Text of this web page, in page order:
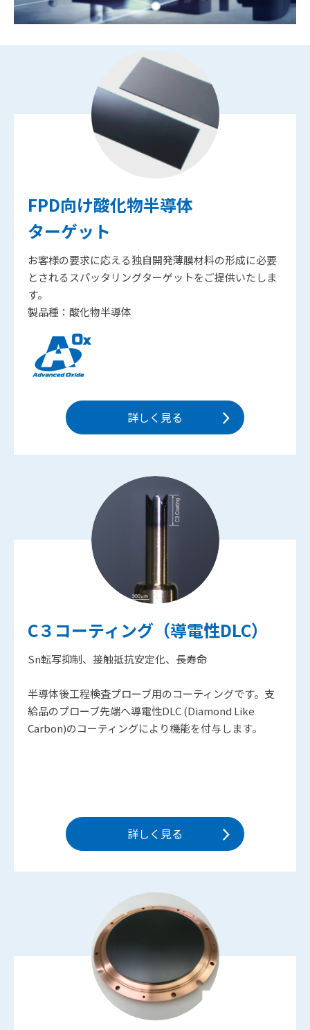
FPD向け酸化物半導体
ターゲット
お客様の要求に応える独自開発薄膜材料の形成に必要
とされるスパッタリングターゲットをご提供いたしま
す。
製品種：酸化物半導体
詳しく見る
C３コーティング（導電性DLC）
Sn転写抑制、接触抵抗安定化、長寿命
半導体後工程検査プローブ用のコーティングです。支
給品のプローブ先端へ導電性DLC (Diamond Like
Carbon)のコーティングにより機能を付与します。
詳しく見る